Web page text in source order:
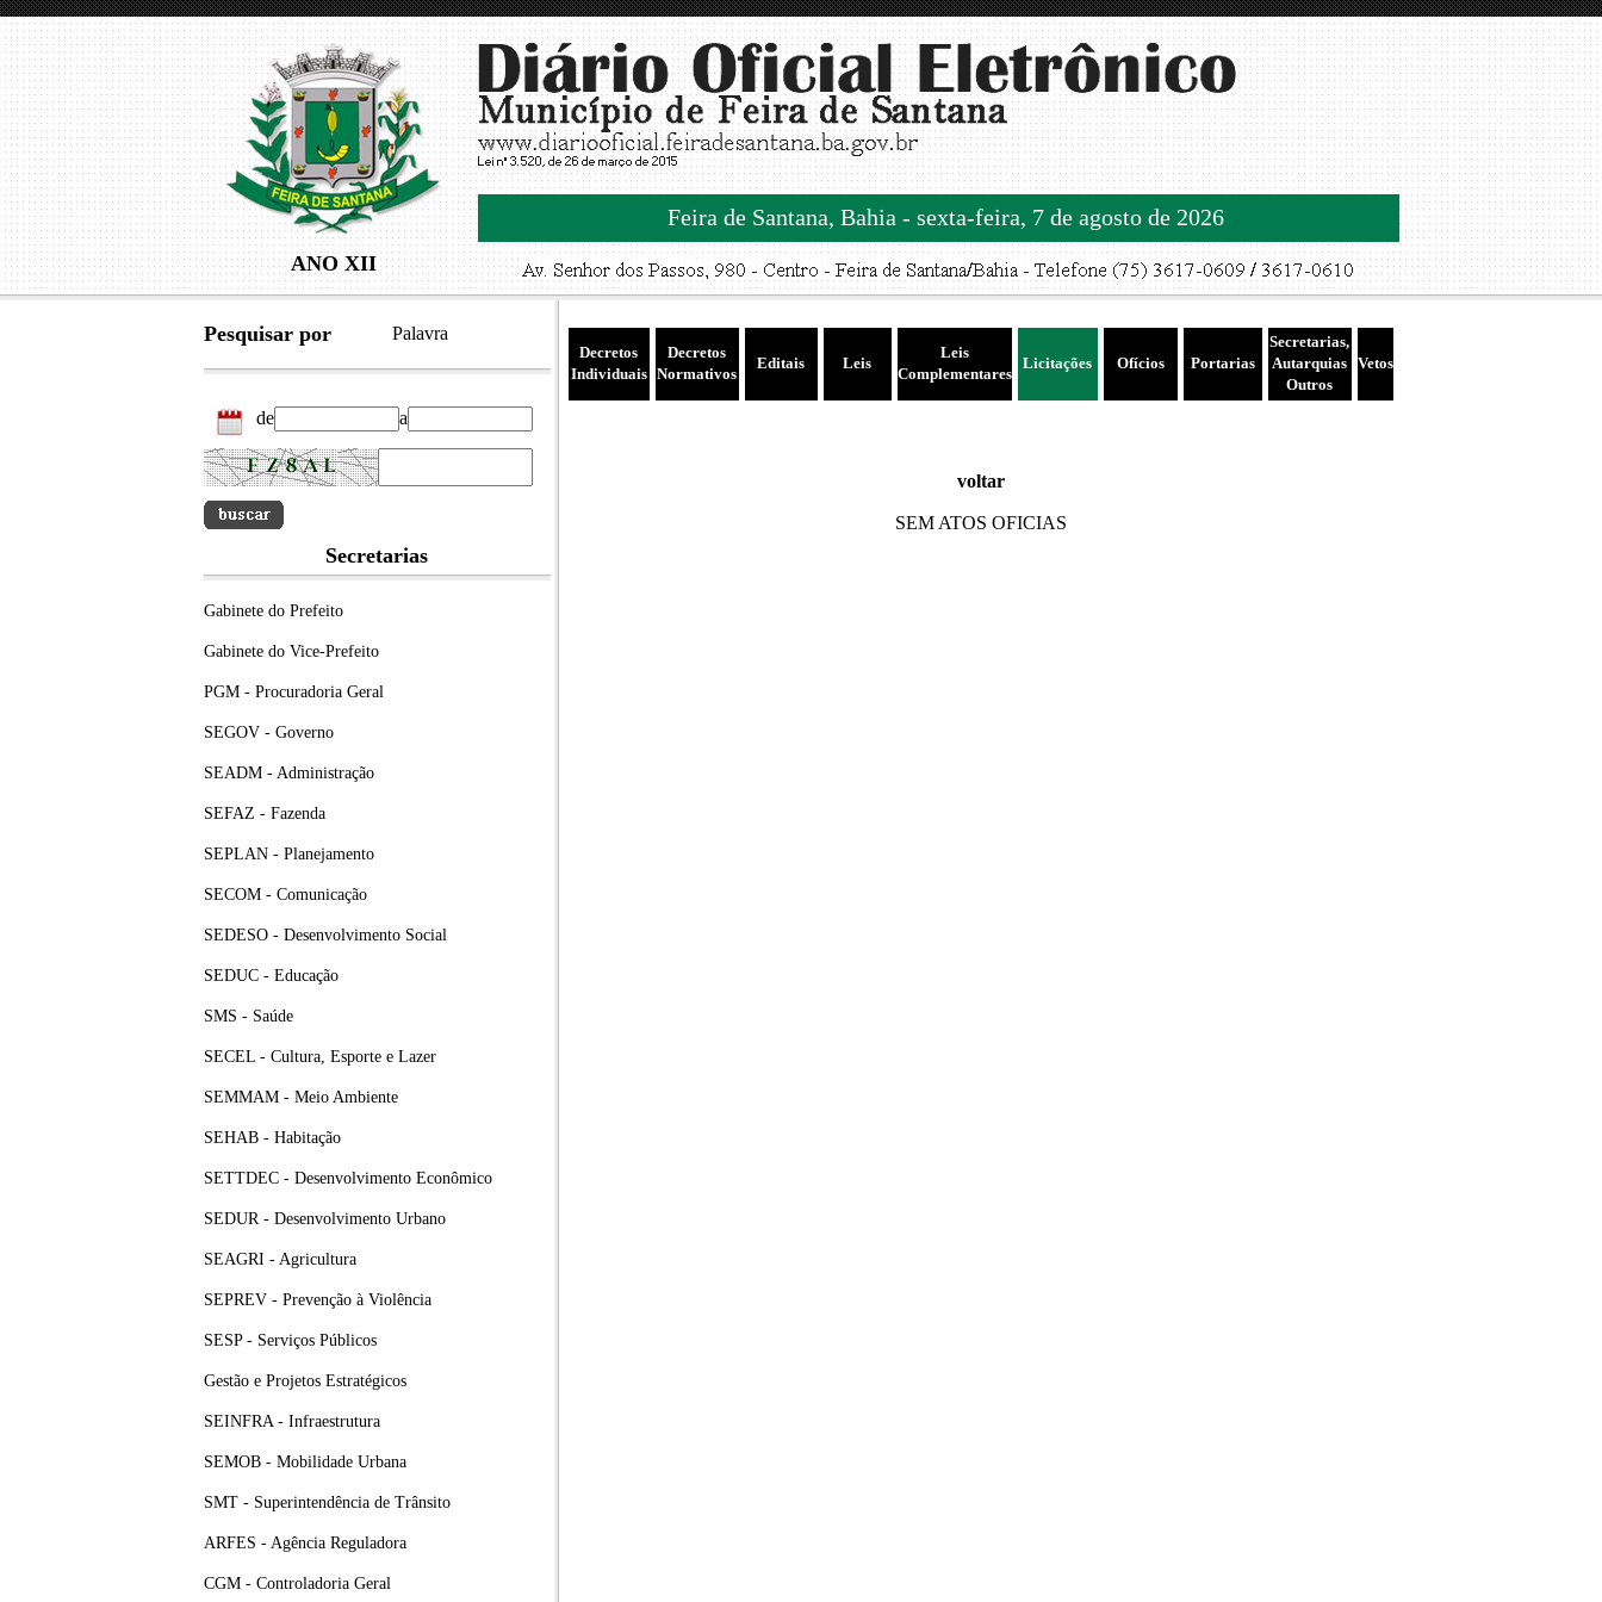
ANO XII
Feira de Santana, Bahia - sexta-feira, 7 de agosto de 2026
Pesquisar por Palavra
de a
Secretarias
Gabinete do Prefeito
Gabinete do Vice-Prefeito
PGM - Procuradoria Geral
SEGOV - Governo
SEADM - Administração
SEFAZ - Fazenda
SEPLAN - Planejamento
SECOM - Comunicação
SEDESO - Desenvolvimento Social
SEDUC - Educação
SMS - Saúde
SECEL - Cultura, Esporte e Lazer
SEMMAM - Meio Ambiente
SEHAB - Habitação
SETTDEC - Desenvolvimento Econômico
SEDUR - Desenvolvimento Urbano
SEAGRI - Agricultura
SEPREV - Prevenção à Violência
SESP - Serviços Públicos
Gestão e Projetos Estratégicos
SEINFRA - Infraestrutura
SEMOB - Mobilidade Urbana
SMT - Superintendência de Trânsito
ARFES - Agência Reguladora
CGM - Controladoria Geral
Decretos
Individuais
Decretos
Normativos
Editais Leis
Leis
Complementares
Licitações Ofícios Portarias
Secretarias,
Autarquias
Outros
Vetos
voltar
SEM ATOS OFICIAS